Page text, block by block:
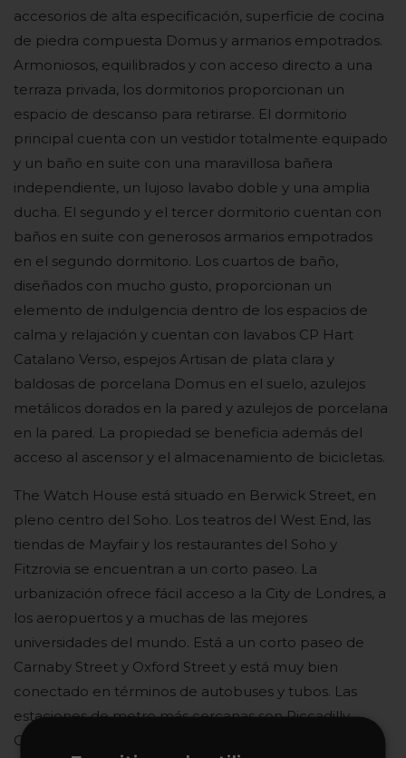
accesorios de alta especificación, superficie de cocina
de piedra compuesta Domus y armarios empotrados.
Armoniosos, equilibrados y con acceso directo a una
terraza privada, los dormitorios proporcionan un
espacio de descanso para retirarse. El dormitorio
principal cuenta con un vestidor totalmente equipado
y un baño en suite con una maravillosa bañera
independiente, un lujoso lavabo doble y una amplia
ducha. El segundo y el tercer dormitorio cuentan con
baños en suite con generosos armarios empotrados
en el segundo dormitorio. Los cuartos de baño,
diseñados con mucho gusto, proporcionan un
elemento de indulgencia dentro de los espacios de
calma y relajación y cuentan con lavabos CP Hart
Catalano Verso, espejos Artisan de plata clara y
baldosas de porcelana Domus en el suelo, azulejos
metálicos dorados en la pared y azulejos de porcelana
en la pared. La propiedad se beneficia además del
acceso al ascensor y el almacenamiento de bicicletas.
The Watch House está situado en Berwick Street, en
pleno centro del Soho. Los teatros del West End, las
tiendas de Mayfair y los restaurantes del Soho y
Fitzrovia se encuentran a un corto paseo. La
urbanización ofrece fácil acceso a la City de Londres, a
los aeropuertos y a muchas de las mejores
universidades del mundo. Está a un corto paseo de
Carnaby Street y Oxford Street y está muy bien
conectado en términos de autobuses y tubos. Las
estaciones de metro más cercanas son Piccadilly
Circus (líneas Bakerloo y Piccadilly), Leicester Square